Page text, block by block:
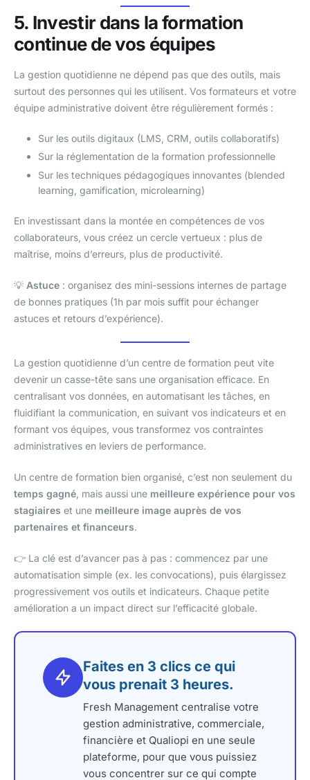
5. Investir dans la formation
continue de vos équipes
La gestion quotidienne ne dépend pas que des outils, mais
surtout des personnes qui les utilisent. Vos formateurs et votre
équipe administrative doivent être régulièrement formés :
Sur les outils digitaux (LMS, CRM, outils collaboratifs)
Sur la réglementation de la formation professionnelle
Sur les techniques pédagogiques innovantes (blended
learning, gamification, microlearning)
En investissant dans la montée en compétences de vos
collaborateurs, vous créez un cercle vertueux : plus de
maîtrise, moins d’erreurs, plus de productivité.
💡 Astuce : organisez des mini-sessions internes de partage
de bonnes pratiques (1h par mois suffit pour échanger
astuces et retours d’expérience).
La gestion quotidienne d’un centre de formation peut vite
devenir un casse-tête sans une organisation efficace. En
centralisant vos données, en automatisant les tâches, en
fluidifiant la communication, en suivant vos indicateurs et en
formant vos équipes, vous transformez vos contraintes
administratives en leviers de performance.
Un centre de formation bien organisé, c’est non seulement du
temps gagné, mais aussi une meilleure expérience pour vos
stagiaires et une meilleure image auprès de vos
partenaires et financeurs.
👉 La clé est d’avancer pas à pas : commencez par une
automatisation simple (ex. les convocations), puis élargissez
progressivement vos outils et indicateurs. Chaque petite
amélioration a un impact direct sur l’efficacité globale.
Faites en 3 clics ce qui
vous prenait 3 heures.
Fresh Management centralise votre
gestion administrative, commerciale,
financière et Qualiopi en une seule
plateforme, pour que vous puissiez
vous concentrer sur ce qui compte